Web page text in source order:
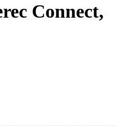
Connect,